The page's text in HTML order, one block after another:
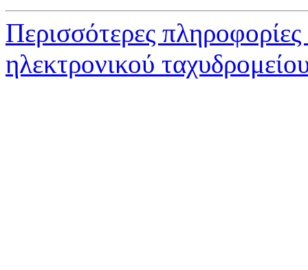
Περισσότερες
ηλεκτρονικού